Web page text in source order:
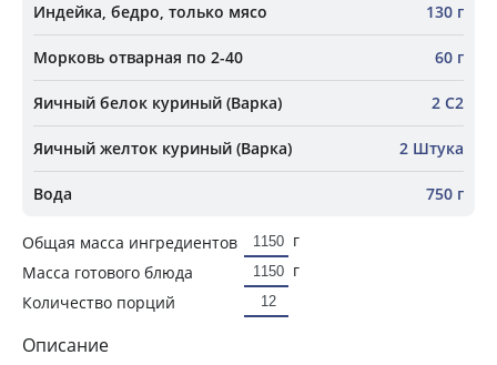
Индейка, бедро, только мясо 130 г
Морковь отварная по 2-40 60 г
Яичный белок куриный (Варка) 2 С2
Яичный желток куриный (Варка) 2 Штука
Вода 750 г
Общая масса ингредиентов
г
Масса готового блюда
г
Количество порций
Описание